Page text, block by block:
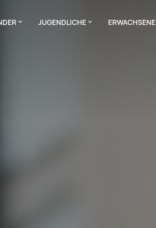
JUGENDLICHE ERWACHSENE